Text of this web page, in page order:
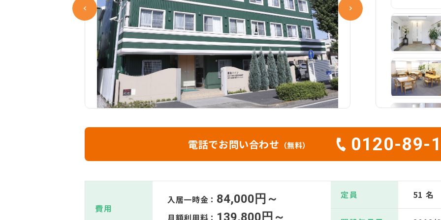
電話でお問い合わせ （無料） 0120-89-
費用
入居一時金： 84,000円～
月額利用料： 139,800円～
定員 51 名